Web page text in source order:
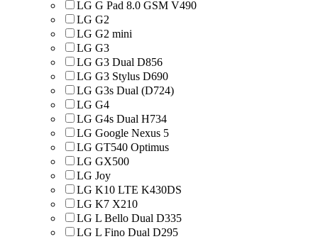
LG G Pad 8.0 GSM V490
LG G2
LG G2 mini
LG G3
LG G3 Dual D856
LG G3 Stylus D690
LG G3s Dual (D724)
LG G4
LG G4s Dual H734
LG Google Nexus 5
LG GT540 Optimus
LG GX500
LG Joy
LG K10 LTE K430DS
LG K7 X210
LG L Bello Dual D335
LG L Fino Dual D295